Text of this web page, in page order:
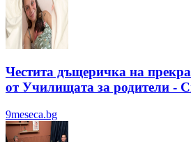
Честита дъщеричка на
от Училищата за родители -
9meseca.bg